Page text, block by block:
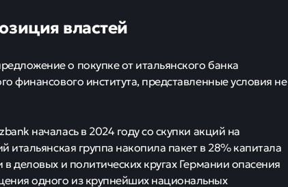
властей
о покупке от итальянского банка
финансового института, представленные условия не
началась в 2024 году со скупки акций на
итальянская группа накопила пакет в 28% капитала
деловых и политических кругах Германии опасения
одного из крупнейших национальных